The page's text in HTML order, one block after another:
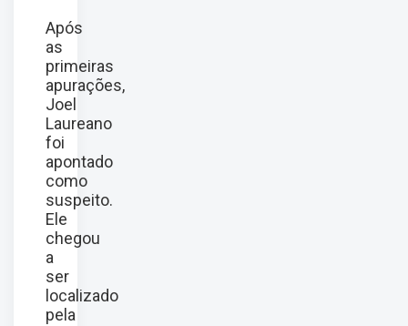
Após
as
primeiras
apurações,
Joel
Laureano
foi
apontado
como
suspeito.
Ele
chegou
a
ser
localizado
pela